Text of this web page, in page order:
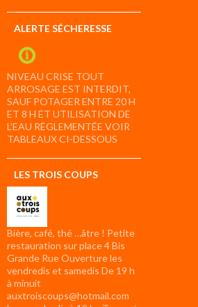
ALERTE SÉCHERESSE
NIVEAU CRISE TOUT
ARROSAGE EST INTERDIT,
SAUF POTAGER ENTRE 20 H
ET 8 H ET UTILISATION DE
L’EAU RÉGLEMENTÉE VOIR
TABLEAUX CI-DESSOUS
LES TROIS COUPS
Bière, café, thé …âtre ! Petite
restauration sur place 4 Bis
Grande Rue Ouverture les
vendredis et samedis De 19 h
à minuit
auxtroiscoups@hotmail.com